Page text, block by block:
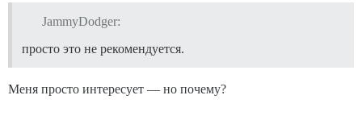
JammyDodger:
просто это не рекомендуется.
Меня просто интересует — но почему?